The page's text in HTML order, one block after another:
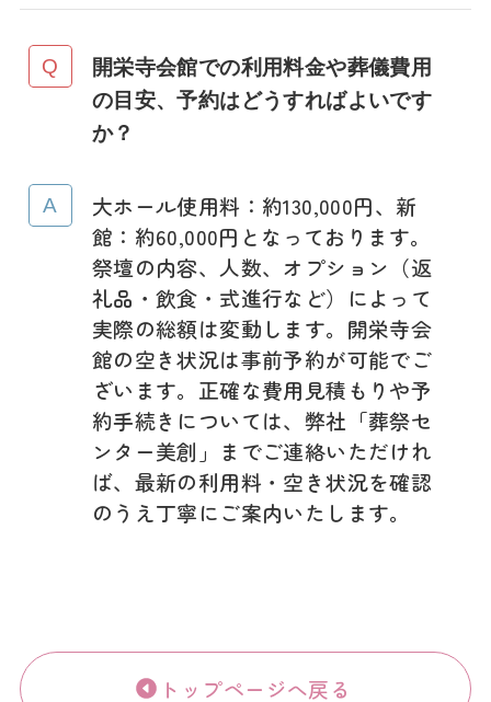
開栄寺会館での利用料金や葬儀費用
の目安、予約はどうすればよいです
か？
大ホール使用料：約130,000円、新
館：約60,000円となっております。
祭壇の内容、人数、オプション（返
礼品・飲食・式進行など）によって
実際の総額は変動します。開栄寺会
館の空き状況は事前予約が可能でご
ざいます。正確な費用見積もりや予
約手続きについては、弊社「葬祭セ
ンター美創」までご連絡いただけれ
ば、最新の利用料・空き状況を確認
のうえ丁寧にご案内いたします。
トップページへ戻る